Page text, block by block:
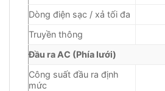
Dòng điện sạc / xả tối đa
Truyền thông
Đầu ra AC (Phía lưới)
Công suất đầu ra định
mức